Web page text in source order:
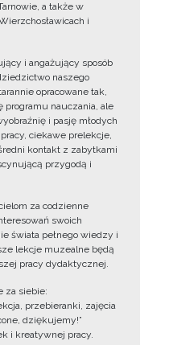
a także w
i
i angażujący sposób
naszego
opracowane tak,
programu nauczania, ale
i pasję młodych
ciekawe prelekcje,
kontakt z zabytkami
przygodą i
za codzienne
swoich
świata pełnego wiedzy i
lekcje muzealne będą
pracy dydaktycznej.
za siebie:
przebieranki, zajęcia
dziękujemy!”
i kreatywnej pracy.